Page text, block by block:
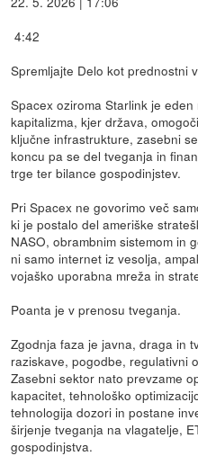
4:42
Spremljajte Delo kot prednostni
Spacex oziroma Starlink je
kapitalizma, kjer država,
ključne infrastrukture, zasebni
koncu pa se del tveganja in
trge ter bilance gospodinjstev.
Pri Spacex ne govorimo več
ki je postalo del ameriške
NASO, obrambnim sistemom in
ni samo internet iz vesolja,
vojaško uporabna mreža in
Poanta je v prenosu tveganja.
Zgodnja faza je javna, draga in
raziskave, pogodbe, regulativni
Zasebni sektor nato prevzame
kapacitet, tehnološko
tehnologija dozori in postane
širjenje tveganja na vlagatelje,
gospodinjstva.